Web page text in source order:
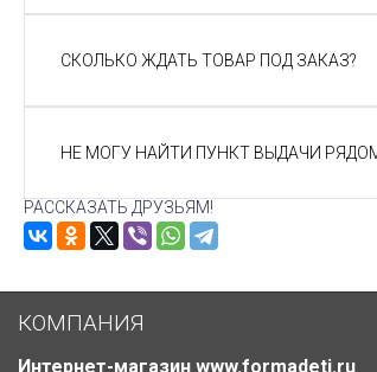
СКОЛЬКО ЖДАТЬ ТОВАР ПОД ЗАКАЗ?
НЕ МОГУ НАЙТИ ПУНКТ ВЫДАЧИ
РАССКАЗАТЬ ДРУЗЬЯМ!
КОМПАНИЯ
Интернет-магазин www.formadeti.ru